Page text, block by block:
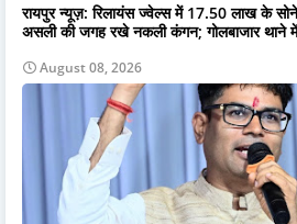
रायपुर न्यूज़: रिलायंस ज्वेल्स में 17.50 लाख के सोने
असली की जगह रखे नकली कंगन; गोलबाजार थाने में
August 08, 2026